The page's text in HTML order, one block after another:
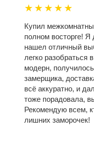
★★★★★
Купил
полном восторге! Я
нашел отличный
легко разобраться
модерн,
замерщика,
всё аккуратно, и
тоже порадовала,
Рекомендую всем,
лишних заморочек!